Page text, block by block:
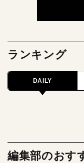
ランキング
DAILY
編集部のおす